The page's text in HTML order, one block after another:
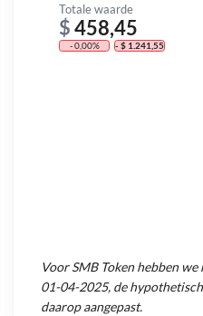
Totale waarde
$458,45
- 0,00% - $ 1.241,55
VoorSMB Tokenhebben we
01-04-2025, de
daarop aangepast.